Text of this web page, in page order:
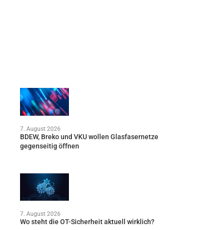
7. August 2026
BDEW, Breko und VKU wollen Glasfasernetze
gegenseitig öffnen
7. August 2026
Wo steht die OT-Sicherheit aktuell wirklich?